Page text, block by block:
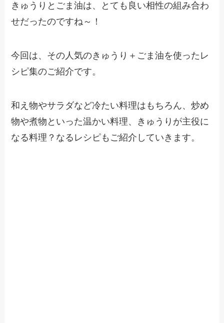
きゅうりとごま油は、とても良い相性の組み合わ
せだったのですね～！
今回は、その人気のきゅうり＋ごま油を使ったレ
シピ集のご紹介です。
和え物やサラダなど冷たい料理はもちろん、炒め
物や煮物といった温かい料理、きゅうりが主役に
なる料理？なるレシピもご紹介していきます。